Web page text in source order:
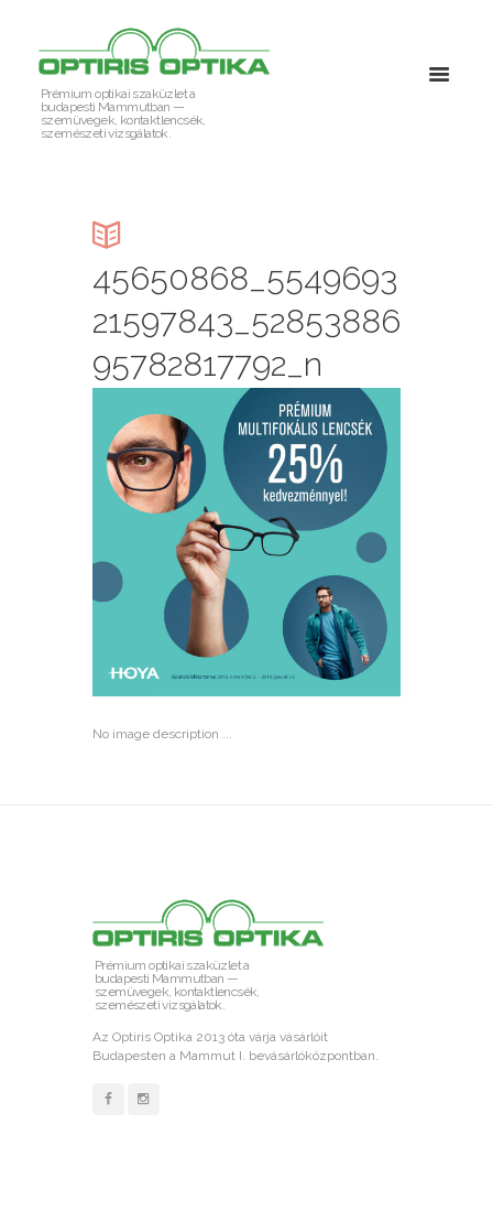
Prémium optikai szaküzlet a
budapesti Mammutban —
szemüvegek, kontaktlencsék,
szemészeti vizsgálatok.
45650868_5549693
21597843_52853886
95782817792_n
No image description ...
Prémium optikai szaküzlet a
budapesti Mammutban —
szemüvegek, kontaktlencsék,
szemészeti vizsgálatok.
Az Optiris Optika 2013 óta várja vásárlóit
Budapesten a Mammut I. bevásárlóközpontban.